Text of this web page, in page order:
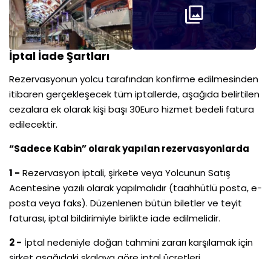
İptal İade Şartları
Rezervasyonun yolcu tarafından konfirme edilmesinden
itibaren gerçekleşecek tüm iptallerde, aşağıda belirtilen
cezalara ek olarak kişi başı 30Euro hizmet bedeli fatura
edilecektir.
“Sadece Kabin” olarak yapılan rezervasyonlarda
1 - Rezervasyon iptali, şirkete veya Yolcunun Satış
Acentesine yazılı olarak yapılmalıdır (taahhütlü posta, e-
posta veya faks). Düzenlenen bütün biletler ve teyit
faturası, iptal bildirimiyle birlikte iade edilmelidir.
2 - İptal nedeniyle doğan tahmini zararı karşılamak için